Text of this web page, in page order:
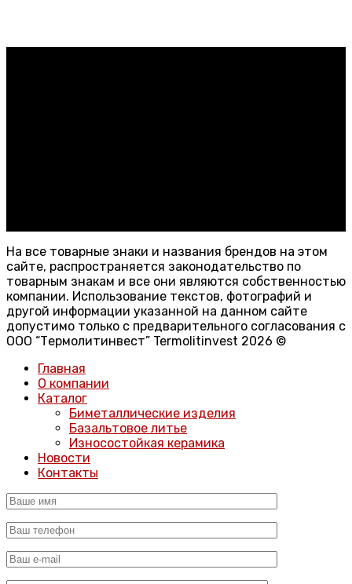
На все товарные знаки и названия брендов на этом
сайте, распространяется законодательство по
товарным знакам и все они являются собственностью
компании. Использование текстов, фотографий и
другой информации указанной на данном сайте
допустимо только с предварительного согласования с
ООО “Термолитинвест” Termolitinvest 2026 ©
Главная
О компании
Каталог
Биметаллические изделия
Базальтовое литье
Износостойкая керамика
Новости
Контакты